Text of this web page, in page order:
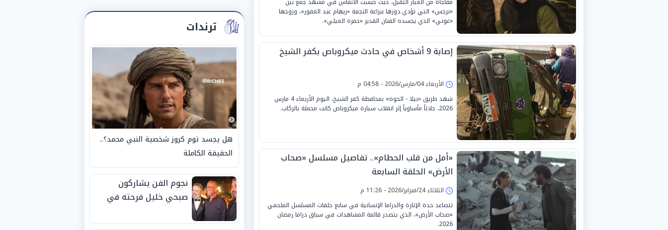
«نرجس» التي تؤدي دورها ببراعة النجمة «ريهام عبد الغفور»، وزوجها
«عوني» الذي يجسده الفنان القدير «حمزة العيلي».
إصابة 9 أشخاص في حادث ميكروباص بكفر الشيخ
الأربعاء 04/مارس/2026 - 04:58 م
شهد طريق «بيلا - الحوة» بمحافظة كفر الشيخ، اليوم الأربعاء 4 مارس
2026، حادثاً مأساوياً إثر انقلاب سيارة ميكروباص كانت محملة بالركاب.
«أمل من قلب الحطام».. تفاصيل مسلسل «صحاب
الأرض» الحلقة السابعة
الثلاثاء 24/فبراير/2026 - 11:26 م
تتصاعد حدة الإثارة والدراما الإنسانية في سابع حلقات المسلسل الملحمي
«صحاب الأرض»، الذي يتصدر قائمة المشاهدات في سباق دراما رمضان
2026.
ترندات
هل يجسد توم كروز شخصية النبي محمد؟..
الحقيقة الكاملة
نجوم الفن يشاركون
صبحي خليل فرحته في